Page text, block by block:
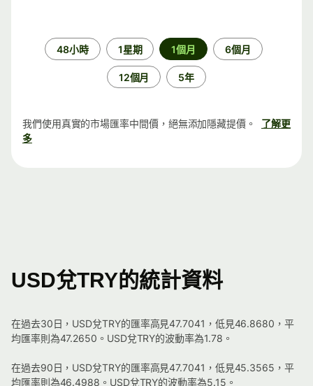
48小時 1星期 1個月 6個月
12個月 5年
我們使用真實的市場匯率中間價，絕無添加隱藏提價。
了解更
多
USD兌TRY的統計資料
在過去30日，USD兌TRY的匯率高見47.7041，低見46.8680，平
均匯率則為47.2650。USD兌TRY的波動率為1.78。
在過去90日，USD兌TRY的匯率高見47.7041，低見45.3565，平
均匯率則為46.4988。USD兌TRY的波動率為5.15。